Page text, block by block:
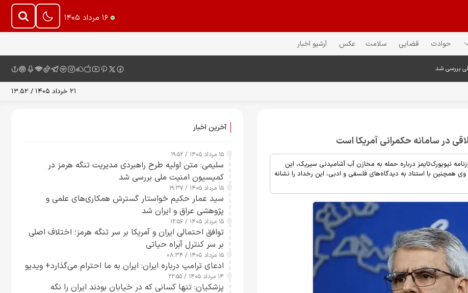
۱۶ مرداد ۱۴۰۵
حوادث قضایی سلامت عکس آرشیو اخبار
بررسی شد
۲۱ خرداد ۱۴۰۵ / ۱۳:۵۲
در سامانه حکمرانی آمریکا است
نیویورک‌تایمز درباره حمله به مخازن آب آشامیدنی سیریک، این
وی همچنین با استناد به دیدگاه‌های فلسفی و ادبی، این رخداد را نشانه
آخرین اخبار
۱۵ مرداد ۱۴۰۵ / ۱۹:۵۲
سلیمی: متن اولیه طرح راهبردی مدیریت تنگه هرمز در
کمیسیون امنیت ملی بررسی شد
۱۵ مرداد ۱۴۰۵ / ۱۹:۳۷
سید عمار حکیم خواستار گسترش همکاری‌های علمی و
پژوهشی عراق و ایران شد
۱۵ مرداد ۱۴۰۵ / ۱۲:۵۶
توافق احتمالی ایران و آمریکا بر سر تنگه هرمز؛ اختلاف اصلی
بر سر کنترل آبراه حیاتی
۱۵ مرداد ۱۴۰۵ / ۰۸:۳۴
ادعای ترامپ درباره ایران: ایران به ما احترام می‌گذارد+ ویدیو
۱۴ مرداد ۱۴۰۵ / ۲۲:۵۵
پزشکیان: تنها کسانی که در خیابان بودند ایران را نگه